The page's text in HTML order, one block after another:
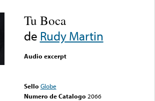
Tu Boca
de Rudy Martin
Audio excerpt
Sello Globe
Numero de Catalogo 2066